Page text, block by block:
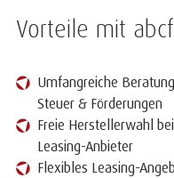
Vorteile mit
Umfangreiche
Steuer & Förderungen
Freie Herstellerwahl
Leasing-Anbieter
Flexibles Leasing-